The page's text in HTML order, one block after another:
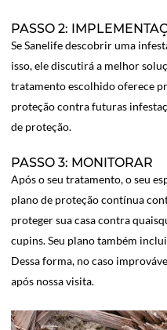
PASSO 2:
Se Sanelife descobrir uma
isso, ele discutirá a melhor
tratamento escolhido oferece
proteção contra futuras
de proteção.
PASSO 3: MONITORAR
Após o seu tratamento, o seu
plano de proteção contínua
proteger sua casa contra
cupins. Seu plano também
Dessa forma, no caso
após nossa visita.